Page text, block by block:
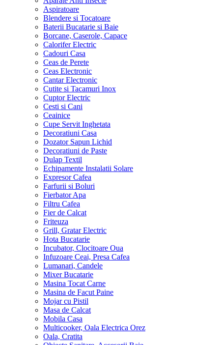
Aspiratoare
Blendere si Tocatoare
Baterii Bucatarie si Baie
Borcane, Caserole, Capace
Calorifer Electric
Cadouri Casa
Ceas de Perete
Ceas Electronic
Cantar Electronic
Cutite si Tacamuri Inox
Cuptor Electric
Cesti si Cani
Ceainice
Cupe Servit Inghetata
Decoratiuni Casa
Dozator Sapun Lichid
Decoratiuni de Paste
Dulap Textil
Echipamente Instalatii Solare
Expresor Cafea
Farfurii si Boluri
Fierbator Apa
Filtru Cafea
Fier de Calcat
Friteuza
Grill, Gratar Electric
Hota Bucatarie
Incubator, Clocitoare Oua
Infuzoare Ceai, Presa Cafea
Lumanari, Candele
Mixer Bucatarie
Masina Tocat Carne
Masina de Facut Paine
Mojar cu Pistil
Masa de Calcat
Mobila Casa
Multicooker, Oala Electrica Orez
Oala, Cratita